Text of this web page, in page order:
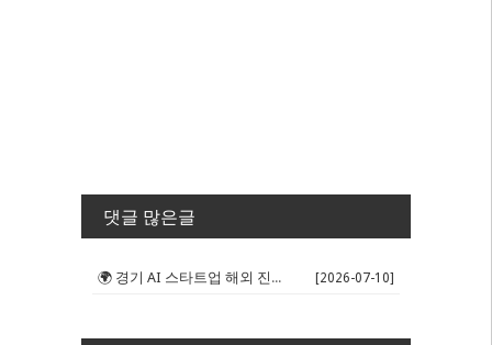
댓글 많은글
🌍 경기 AI 스타트업 해외 진출 판... [2026-07-10]